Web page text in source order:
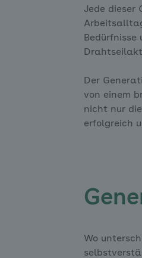
Jede dieser
Der
von einem
nicht nur
erfolgreich
Wo